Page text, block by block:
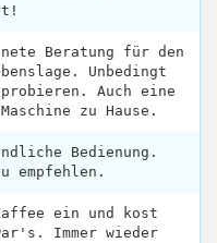
Beratung für den
Unbedingt
probieren. Auch eine
zu Hause.
Bedienung.
empfehlen.
ein und kost
Immer wieder